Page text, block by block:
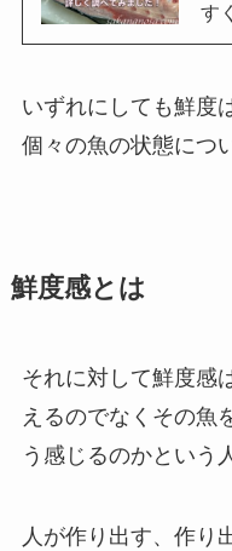
す
いずれにしても鮮度
個々の魚の状態につ
鮮度感とは
それに対して鮮度感
えるのでなくその魚
う感じるのかという
人が作り出す、作り